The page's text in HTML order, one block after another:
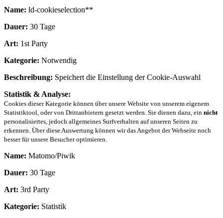
Name: ld-cookieselection**
Dauer: 30 Tage
Art: 1st Party
Kategorie: Notwendig
Beschreibung: Speichert die Einstellung der Cookie-Auswahl
Statistik & Analyse:
Cookies dieser Kategorie können über unsere Website von unserem eigenem
Statistiktool, oder von Drittanbietern gesetzt werden. Sie dienen dazu, ein nicht
personalisiertes, jedoch allgemeines Surfverhalten auf unseren Seiten zu
erkennen. Über diese Auswertung können wir das Angebot der Webseite noch
besser für unsere Besucher optimieren.
Name: Matomo/Piwik
Dauer: 30 Tage
Art: 3rd Party
Kategorie: Statistik